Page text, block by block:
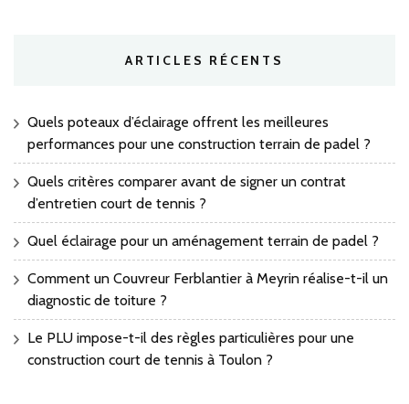
ARTICLES RÉCENTS
Quels poteaux d’éclairage offrent les meilleures
performances pour une construction terrain de padel ?
Quels critères comparer avant de signer un contrat
d’entretien court de tennis ?
Quel éclairage pour un aménagement terrain de padel ?
Comment un Couvreur Ferblantier à Meyrin réalise-t-il un
diagnostic de toiture ?
Le PLU impose-t-il des règles particulières pour une
construction court de tennis à Toulon ?